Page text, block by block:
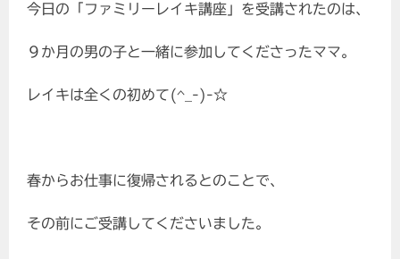
今日の「ファミリーレイキ講座」を受講されたのは、
９か月の男の子と一緒に参加してくださったママ。
レイキは全くの初めて(^_-)-☆
春からお仕事に復帰されるとのことで、
その前にご受講してくださいました。